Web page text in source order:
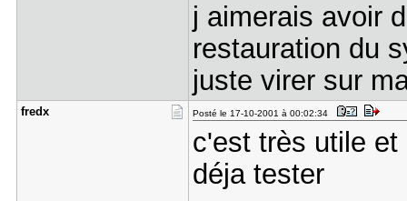
j aimerais avoir
restauration du
juste virer sur
fredx Posté le 17-10-2001 à 00:02:34
c'est très utile
déja tester